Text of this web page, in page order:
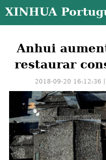
XINHUA
Anhui
restaurar
2018-09-20 16:12:36